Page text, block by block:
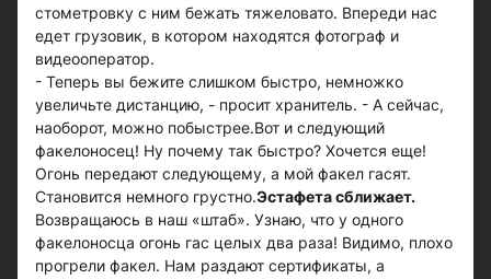
стометровку с ним бежать тяжеловато. Впереди нас
едет грузовик, в котором находятся фотограф и
видеооператор.
- Теперь вы бежите слишком быстро, немножко
увеличьте дистанцию, - просит хранитель. - А сейчас,
наоборот, можно побыстрее.Вот и следующий
факелоносец! Ну почему так быстро? Хочется еще!
Огонь передают следующему, а мой факел гасят.
Становится немного грустно.Эстафета сближает.
Возвращаюсь в наш «штаб». Узнаю, что у одного
факелоносца огонь гас целых два раза! Видимо, плохо
прогрели факел. Нам раздают сертификаты, а